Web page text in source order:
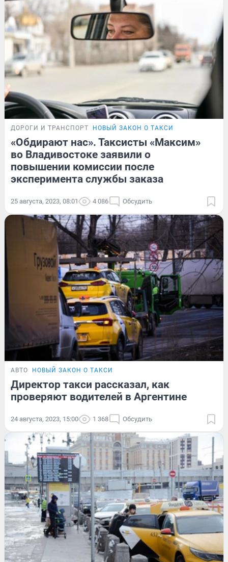
ДОРОГИ И ТРАНСПОРТ НОВЫЙ ЗАКОН О ТАКСИ
«Обдирают нас». Таксисты «Максим»
во Владивостоке заявили о
повышении комиссии после
эксперимента службы заказа
25 августа, 2023, 08:01 4 086 Обсудить
АВТО НОВЫЙ ЗАКОН О ТАКСИ
Директор такси рассказал, как
проверяют водителей в Аргентине
24 августа, 2023, 15:00 1 368 Обсудить